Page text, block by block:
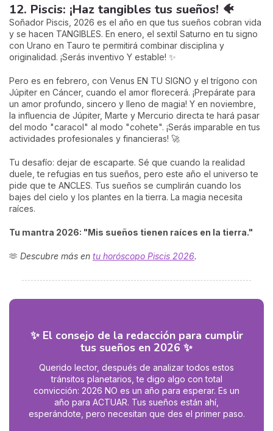
12. Piscis: ¡Haz tangibles tus sueños! 🐠
Soñador Piscis, 2026 es el año en que tus sueños cobran vida
y se hacen TANGIBLES. En enero, el sextil Saturno en tu signo
con Urano en Tauro te permitirá combinar disciplina y
originalidad. ¡Serás inventivo Y estable! ✨
Pero es en febrero, con Venus EN TU SIGNO y el trígono con
Júpiter en Cáncer, cuando el amor florecerá. ¡Prepárate para
un amor profundo, sincero y lleno de magia! Y en noviembre,
la influencia de Júpiter, Marte y Mercurio directa te hará pasar
del modo "caracol" al modo "cohete". ¡Serás imparable en tus
actividades profesionales y financieras! 🚀
Tu desafío: dejar de escaparte. Sé que cuando la realidad
duele, te refugias en tus sueños, pero este año el universo te
pide que te ANCLES. Tus sueños se cumplirán cuando los
bajes del cielo y los plantes en la tierra. La magia necesita
raíces.
Tu mantra 2026: "Mis sueños tienen raíces en la tierra."
🫶 Descubre más en tu horóscopo Piscis 2026.
✨ El consejo de la redacción para cumplir
tus sueños en 2026 ✨
Querido lector, después de analizar todos estos
tránsitos planetarios, te digo algo con total
convicción: 2026 NO es un año para esperar. Es un
año para ACTUAR. Tus sueños están ahí,
esperándote, pero necesitan que des el primer paso.